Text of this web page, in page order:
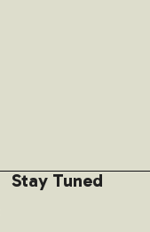
Stay Tuned